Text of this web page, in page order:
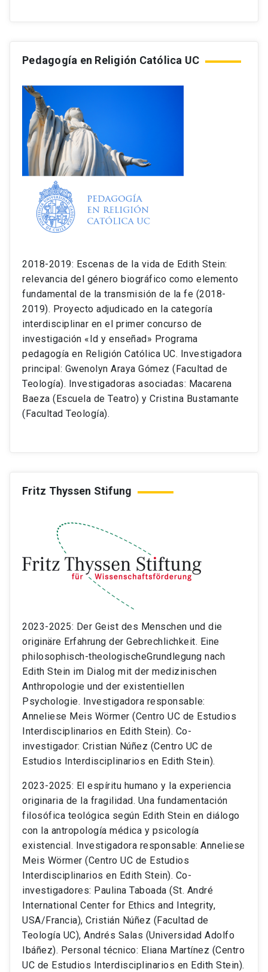
Pedagogía en Religión Católica UC
2018-2019: Escenas de la vida de Edith Stein:
relevancia del género biográfico como elemento
fundamental de la transmisión de la fe (2018-
2019). Proyecto adjudicado en la categoría
interdisciplinar en el primer concurso de
investigación «Id y enseñad» Programa
pedagogía en Religión Católica UC. Investigadora
principal: Gwenolyn Araya Gómez (Facultad de
Teología). Investigadoras asociadas: Macarena
Baeza (Escuela de Teatro) y Cristina Bustamante
(Facultad Teología).
Fritz Thyssen Stifung
2023-2025: Der Geist des Menschen und die
originäre Erfahrung der Gebrechlichkeit. Eine
philosophisch-theologischeGrundlegung nach
Edith Stein im Dialog mit der medizinischen
Anthropologie und der existentiellen
Psychologie. Investigadora responsable:
Anneliese Meis Wörmer (Centro UC de Estudios
Interdisciplinarios en Edith Stein). Co-
investigador: Cristian Núñez (Centro UC de
Estudios Interdisciplinarios en Edith Stein).
2023-2025: El espíritu humano y la experiencia
originaria de la fragilidad. Una fundamentación
filosófica teológica según Edith Stein en diálogo
con la antropología médica y psicología
existencial. Investigadora responsable: Anneliese
Meis Wörmer (Centro UC de Estudios
Interdisciplinarios en Edith Stein). Co-
investigadores: Paulina Taboada (St. André
International Center for Ethics and Integrity,
USA/Francia), Cristián Núñez (Facultad de
Teología UC), Andrés Salas (Universidad Adolfo
Ibáñez). Personal técnico: Eliana Martínez (Centro
UC de Estudios Interdisciplinarios en Edith Stein).